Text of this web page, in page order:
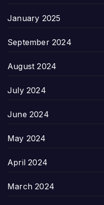
January 2025
September 2024
August 2024
July 2024
June 2024
May 2024
April 2024
March 2024